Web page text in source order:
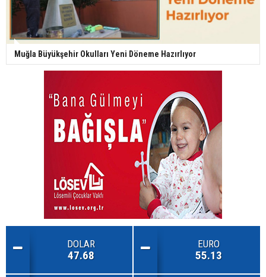
Muğla Büyükşehir Okulları Yeni Döneme Hazırlıyor
DOLAR
47.68
EURO
55.13